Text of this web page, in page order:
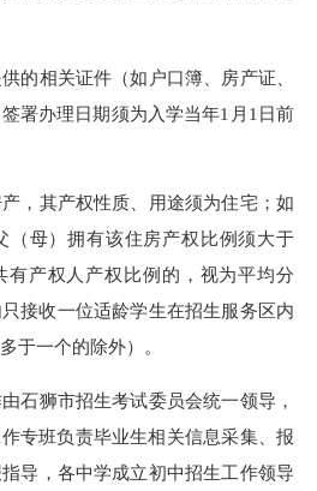
相关证件（如户口簿、房产证、
署办理日期须为入学当年1月1日前
其产权性质、用途须为住宅；如
（母）拥有该住房产权比例须大于
有产权人产权比例的，视为平均分
接收一位适龄学生在招生服务区内
于一个的除外）。
狮市招生考试委员会统一领导，
专班负责毕业生相关信息采集、报
导，各中学成立初中招生工作领导